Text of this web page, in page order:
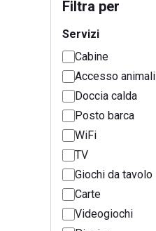
Filtra per
Servizi
Cabine
Accesso animali
Doccia calda
Posto barca
WiFi
TV
Giochi da tavolo
Carte
Videogiochi